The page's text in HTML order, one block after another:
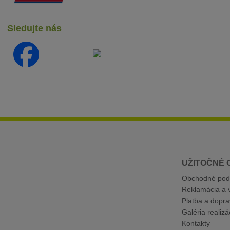
Sledujte nás
UŽITOČNÉ
Obchodné
Reklamácia a
Platba a
Galéria
Kontakty